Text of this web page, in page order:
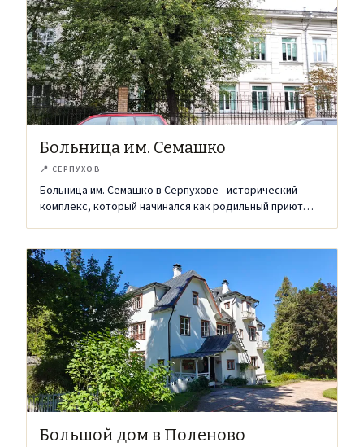
Больница им. Семашко
📍 СЕРПУХОВ
Больница им. Семашко в Серпухове - исторический
комплекс, который начинался как родильный приют
Большой дом в Поленово